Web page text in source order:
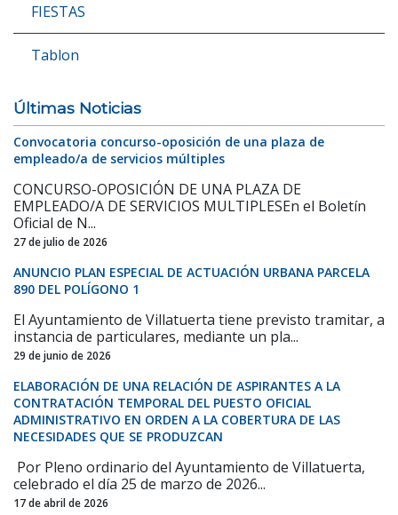
FIESTAS
Tablon
Últimas Noticias
Convocatoria concurso-oposición de una plaza de
empleado/a de servicios múltiples
CONCURSO-OPOSICIÓN DE UNA PLAZA DE
EMPLEADO/A DE SERVICIOS MULTIPLESEn el Boletín
Oficial de N...
27 de julio de 2026
ANUNCIO PLAN ESPECIAL DE ACTUACIÓN URBANA PARCELA
890 DEL POLÍGONO 1
El Ayuntamiento de Villatuerta tiene previsto tramitar, a
instancia de particulares, mediante un pla...
29 de junio de 2026
ELABORACIÓN DE UNA RELACIÓN DE ASPIRANTES A LA
CONTRATACIÓN TEMPORAL DEL PUESTO OFICIAL
ADMINISTRATIVO EN ORDEN A LA COBERTURA DE LAS
NECESIDADES QUE SE PRODUZCAN
Por Pleno ordinario del Ayuntamiento de Villatuerta,
celebrado el día 25 de marzo de 2026...
17 de abril de 2026